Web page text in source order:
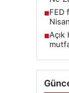
■FED
■